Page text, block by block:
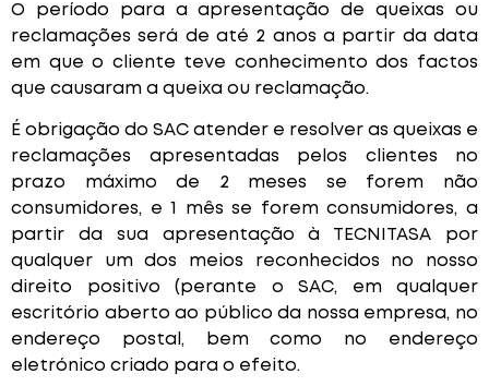
O período para a apresentação de queixas ou
reclamações será de até 2 anos a partir da data
em que o cliente teve conhecimento dos factos
que causaram a queixa ou reclamação.
É obrigação do SAC atender e resolver as queixas e
reclamações apresentadas pelos clientes no
prazo máximo de 2 meses se forem não
consumidores, e 1 mês se forem consumidores, a
partir da sua apresentação à TECNITASA por
qualquer um dos meios reconhecidos no nosso
direito positivo (perante o SAC, em qualquer
escritório aberto ao público da nossa empresa, no
endereço postal, bem como no endereço
eletrónico criado para o efeito.